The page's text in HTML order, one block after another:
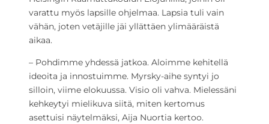
varattu myös lapsille ohjelmaa. Lapsia tuli vain
vähän, joten vetäjille jäi yllättäen ylimääräistä
aikaa.
– Pohdimme yhdessä jatkoa. Aloimme kehitellä
ideoita ja innostuimme. Myrsky-aihe syntyi jo
silloin, viime elokuussa. Visio oli vahva. Mielessäni
kehkeytyi mielikuva siitä, miten kertomus
asettuisi näytelmäksi, Aija Nuortia kertoo.